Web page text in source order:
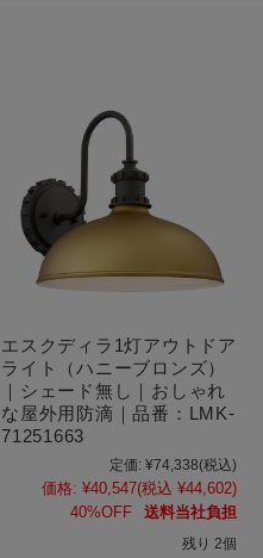
エスクディラ1灯アウトドア
ライト（ハニーブロンズ）
｜シェード無し｜おしゃれ
な屋外用防滴｜品番：LMK-
71251663
定価: ¥74,338(税込)
価格: ¥40,547(税込 ¥44,602)
40%OFF
送料当社負担
残り 2個